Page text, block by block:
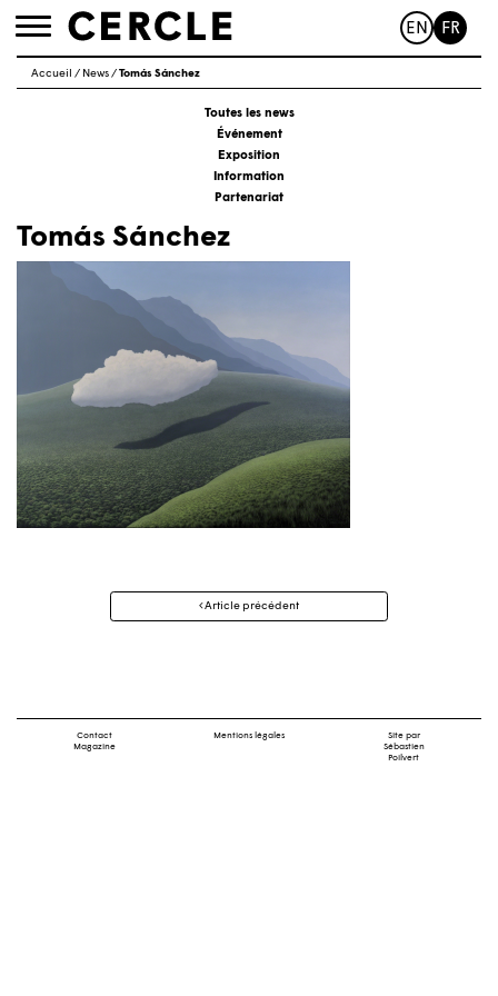
Toggle
EN FR
Accueil / News/Tomás Sánchez
Toutes les news
Événement
Exposition
Information
Partenariat
Tomás Sánchez
Navigation
Article précédent
Contact
Magazine
Mentions légales
Site par
Sébastien
Poilvert